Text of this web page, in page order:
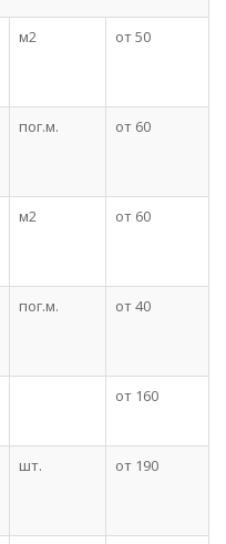
м2 от 50
пог.м. от 60
м2 от 60
пог.м. от 40
от 160
шт. от 190